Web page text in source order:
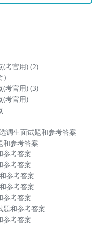
(考官用) (2)
(考官用) (3)
(考官用)
调生面试题和参考答案
和参考答案
参考答案
参考答案
参考答案
参考答案
参考答案
题和参考答案
参考答案